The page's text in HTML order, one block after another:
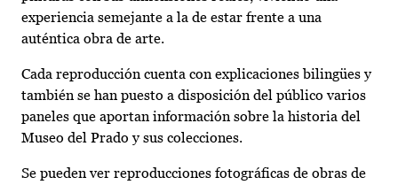
experiencia semejante a la de estar frente a una
auténtica obra de arte.
Cada reproducción cuenta con explicaciones bilingües y
también se han puesto a disposición del público varios
paneles que aportan información sobre la historia del
Museo del Prado y sus colecciones.
Se pueden ver reproducciones fotográficas de obras de